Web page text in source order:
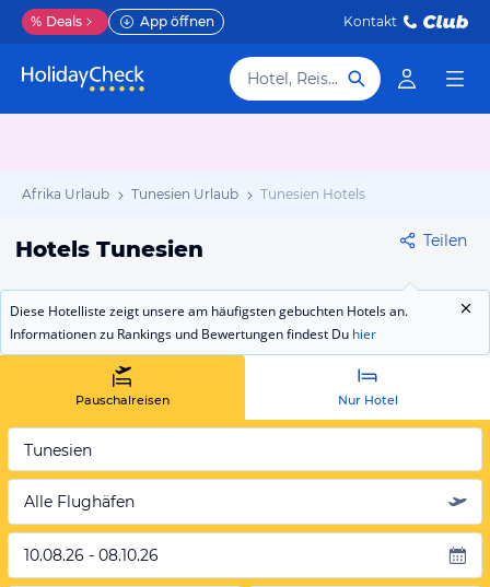
% Deals App öffnen Kontakt
Hotel, Reiseziel
Afrika Urlaub Tunesien Urlaub Tunesien Hotels
Hotels Tunesien Teilen
Diese Hotelliste zeigt unsere am häufigsten gebuchten Hotels an.
Informationen zu Rankings und Bewertungen findest Du hier
Pauschalreisen Nur Hotel
Tunesien
Alle Flughäfen
10.08.26 - 08.10.26